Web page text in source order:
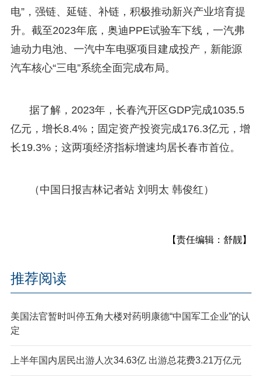
电”，强链、延链、补链，积极推动新兴产业培育提
升。截至2023年底，奥迪PPE试验车下线，一汽弗
迪动力电池、一汽中车电驱项目建成投产，新能源
汽车核心“三电”系统全面完成布局。
据了解，2023年，长春汽开区GDP完成1035.5
亿元，增长8.4%；固定资产投资完成176.3亿元，增
长19.3%；这两项经济指标增速均居长春市首位。
（中国日报吉林记者站 刘明太 韩俊红）
【责任编辑：舒靓】
推荐阅读
美国法官暂时叫停五角大楼对药明康德“中国军工企业”的认
定
上半年国内居民出游人次34.63亿 出游总花费3.21万亿元